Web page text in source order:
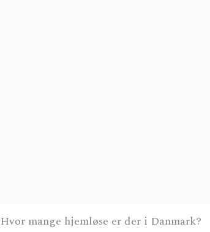
Hvor mange hjemløse er der i Danmark?